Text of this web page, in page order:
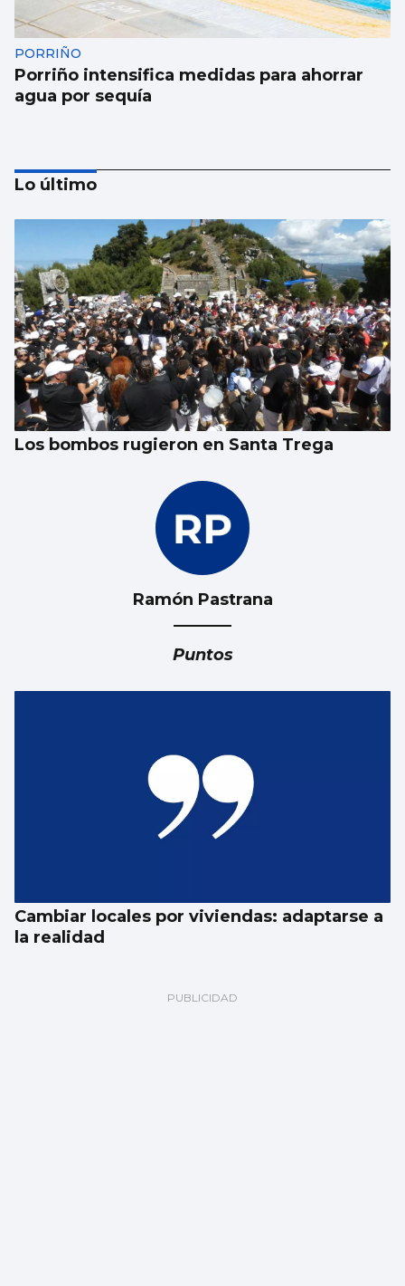
PORRIÑO
Porriño intensifica medidas para ahorrar
agua por sequía
O Porriño y Mos refuerzan la prevención de
incendios
Lo último
Los bombos rugieron en Santa Trega
Ramón Pastrana
Puntos
Cambiar locales por viviendas: adaptarse a
la realidad